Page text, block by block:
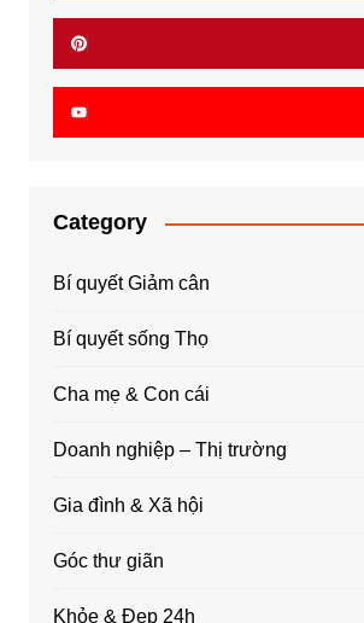
Category
Bí quyết Giảm cân
Bí quyết sống Thọ
Cha mẹ & Con cái
Doanh nghiệp – Thị trường
Gia đình & Xã hội
Góc thư giãn
Khỏe & Đẹp 24h